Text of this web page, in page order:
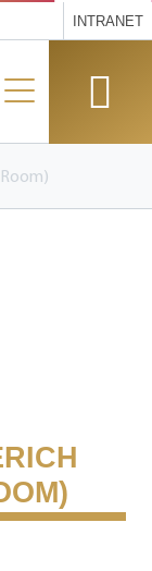
INTRANET